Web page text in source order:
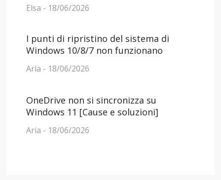
Elsa - 18/06/2026
I punti di ripristino del sistema di
Windows 10/8/7 non funzionano
Aria - 18/06/2026
OneDrive non si sincronizza su
Windows 11 [Cause e soluzioni]
Aria - 18/06/2026